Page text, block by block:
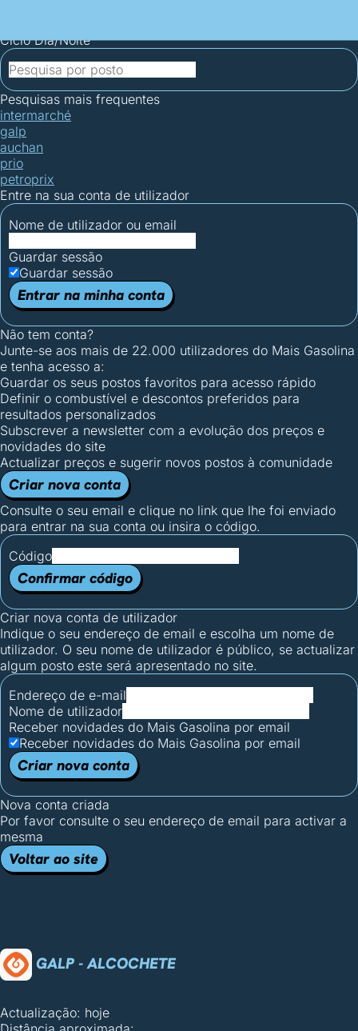
Ciclo Dia/Noite
Pesquisas mais frequentes
intermarché
galp
auchan
prio
petroprix
Entre na sua conta de utilizador
Nome de utilizador ou email
Guardar sessão
Guardar sessão
Entrar na minha conta
Não tem conta?
Junte-se aos mais de 22.000 utilizadores do Mais Gasolina
e tenha acesso a:
Guardar os seus postos favoritos para acesso rápido
Definir o combustível e descontos preferidos para
resultados personalizados
Subscrever a newsletter com a evolução dos preços e
novidades do site
Actualizar preços e sugerir novos postos à comunidade
Criar nova conta
Consulte o seu email e clique no link que lhe foi enviado
para entrar na sua conta ou insira o código.
Código
Confirmar código
Criar nova conta de utilizador
Indique o seu endereço de email e escolha um nome de
utilizador. O seu nome de utilizador é público, se actualizar
algum posto este será apresentado no site.
Endereço de e-mail
Nome de utilizador
Receber novidades do Mais Gasolina por email
Receber novidades do Mais Gasolina por email
Criar nova conta
Nova conta criada
Por favor consulte o seu endereço de email para activar a
mesma
Voltar ao site
GALP - ALCOCHETE
Actualização: hoje